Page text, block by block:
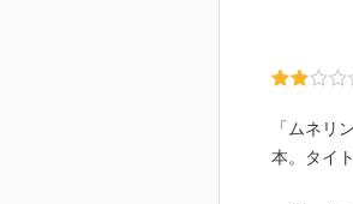
「ムネリ
本。タイ